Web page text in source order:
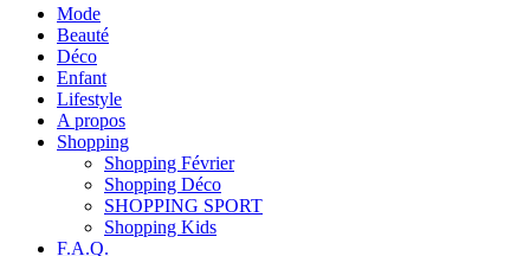
Mode
Beauté
Déco
Enfant
Lifestyle
A propos
Shopping
Shopping Février
Shopping Déco
SHOPPING SPORT
Shopping Kids
F.A.Q.